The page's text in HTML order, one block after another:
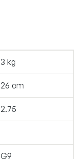
3 kg
26 cm
2.75
G9